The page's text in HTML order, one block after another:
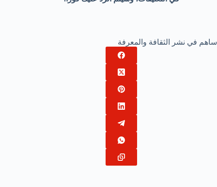
ساهم في نشر الثقافة والمعرفة